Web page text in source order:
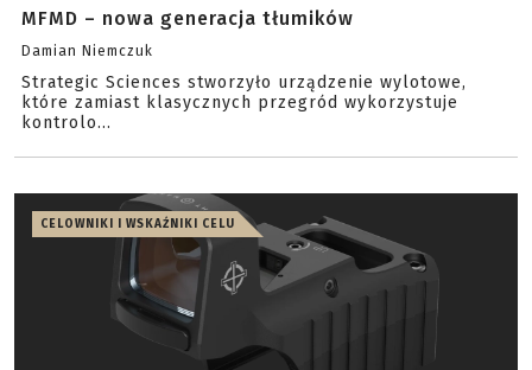
MFMD – nowa generacja tłumików
Damian Niemczuk
Strategic Sciences stworzyło urządzenie wylotowe,
które zamiast klasycznych przegród wykorzystuje
kontrolo...
CELOWNIKI I WSKAŹNIKI CELU